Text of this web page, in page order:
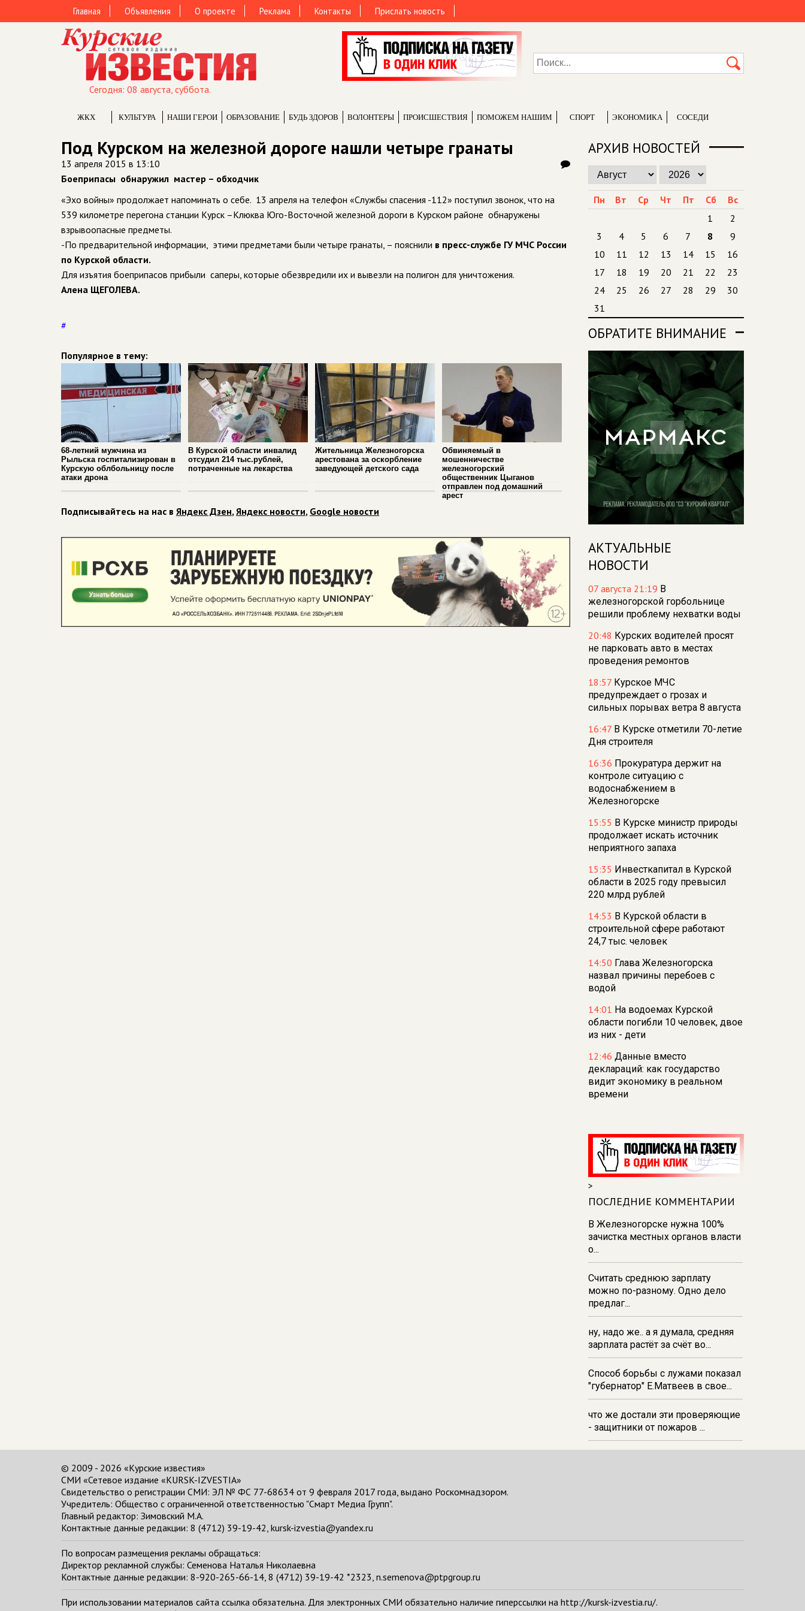
Главная Объявления О проекте Реклама Контакты Прислать новость
Сегодня: 08 августа, суббота.
ЖКХ КУЛЬТУРА НАШИ ГЕРОИ ОБРАЗОВАНИЕ БУДЬ ЗДОРОВ ВОЛОНТЕРЫ ПРОИCШЕСТВИЯ ПОМОЖЕМ НАШИМ СПОРТ ЭКОНОМИКА СОСЕДИ
Под Курском на железной дороге нашли четыре гранаты
13 апреля 2015 в 13:10
Боеприпасы обнаружил мастер – обходчик
«Эхо войны» продолжает напоминать о себе. 13 апреля на телефон «Службы спасения -112» поступил звонок, что на
539 километре перегона станции Курск –Клюква Юго-Восточной железной дороги в Курском районе обнаружены
взрывоопасные предметы.
-По предварительной информации, этими предметами были четыре гранаты, – пояснили в пресс-службе ГУ МЧС России
по Курской области.
Для изъятия боеприпасов прибыли саперы, которые обезвредили их и вывезли на полигон для уничтожения.
Алена ЩЕГОЛЕВА.
#
Популярное в тему:
68-летний мужчина из
Рыльска госпитализирован в
Курскую облбольницу после
атаки дрона
В Курской области инвалид
отсудил 214 тыс.рублей,
потраченные на лекарства
Жительница Железногорска
арестована за оскорбление
заведующей детского сада
Обвиняемый в
мошенничестве
железногорский
общественник Цыганов
отправлен под домашний
арест
Подписывайтесь на нас в Яндекс Дзен,Яндекс новости, Google новости
АРХИВ НОВОСТЕЙ
Пн Вт Ср Чт Пт Сб
Вс
1
2
3
4 5 6 7 8
9
10
11 12 13 14 15
16
17
18 19 20 21 22
23
24
25 26 27 28 29
30
31
ОБРАТИТЕ ВНИМАНИЕ
АКТУАЛЬНЫЕ
НОВОСТИ
07 августа 21:19 В
железногорской горбольнице
решили проблему нехватки воды
20:48 Курских водителей просят
не парковать авто в местах
проведения ремонтов
18:57 Курское МЧС
предупреждает о грозах и
сильных порывах ветра 8 августа
16:47 В Курске отметили 70-летие
Дня строителя
16:36 Прокуратура держит на
контроле ситуацию с
водоснабжением в
Железногорске
15:55 В Курске министр природы
продолжает искать источник
неприятного запаха
15:35 Инвесткапитал в Курской
области в 2025 году превысил
220 млрд рублей
14:53 В Курской области в
строительной сфере работают
24,7 тыс. человек
14:50 Глава Железногорска
назвал причины перебоев с
водой
14:01 На водоемах Курской
области погибли 10 человек, двое
из них - дети
12:46 Данные вместо
деклараций: как государство
видит экономику в реальном
времени
Карла Маркса
12:17
В Курске прокуратура
добивается возмещения для
девочки - подростка ущерба за
побои
11:58В Курской области
обрушившаяся стена повлекла
возбуждение уголовного дела в
отношении ИП
11:52В Курске прокуратура
добивается выплаты более 1 млн
рублей зарплаты 32-м
работникам
>
ПОСЛЕДНИЕ КОММЕНТАРИИ
В Железногорске нужна 100%
зачистка местных органов власти
о...
Считать среднюю зарплату
можно по-разному. Одно дело
предлаг...
ну, надо же.. а я думала, средняя
зарплата растёт за счёт во...
Способ борьбы с лужами показал
"губернатор" Е.Матвеев в свое...
что же достали эти проверяющие
- защитники от пожаров ...
© 2009 - 2026 «Курские известия»
СМИ «Сетевое издание «KURSK-IZVESTIA»
Свидетельство о регистрации СМИ: ЭЛ № ФС 77-68634 от 9 февраля 2017 года, выдано Роскомнадзором.
Учредитель: Общество с ограниченной ответственностью "Смарт Медиа Групп".
Главный редактор: Зимовский М.А.
Контактные данные редакции: 8 (4712) 39-19-42, kursk-izvestia@yandex.ru
По вопросам размещения рекламы обращаться:
Директор рекламной службы: Семенова Наталья Николаевна
Контактные данные редакции: 8-920-265-66-14, 8 (4712) 39-19-42 *2323, n.semenova@ptpgroup.ru
При использовании материалов сайта ссылка обязательна. Для электронных СМИ обязательно наличие гиперссылки на http://kursk-izvestia.ru/.